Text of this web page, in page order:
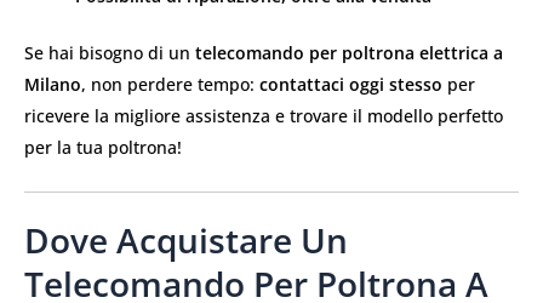
Se hai bisogno di un telecomando per poltrona elettrica a
Milano, non perdere tempo: contattaci oggi stesso per
ricevere la migliore assistenza e trovare il modello perfetto
per la tua poltrona!
Dove Acquistare Un
Telecomando Per Poltrona A